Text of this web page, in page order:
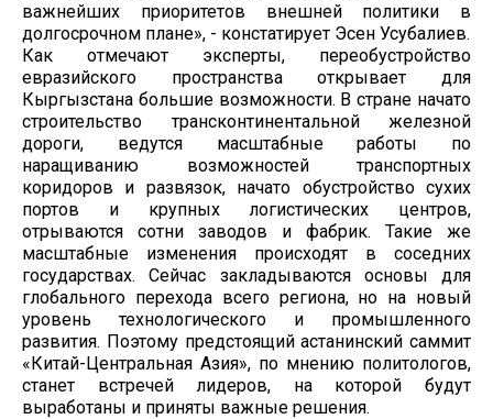
важнейших приоритетов внешней политики в
долгосрочном плане», - констатирует Эсен Усубалиев.
Как отмечают эксперты, переобустройство
евразийского пространства открывает для
Кыргызстана большие возможности. В стране начато
строительство трансконтинентальной железной
дороги, ведутся масштабные работы по
наращиванию возможностей транспортных
коридоров и развязок, начато обустройство сухих
портов и крупных логистических центров,
отрываются сотни заводов и фабрик. Такие же
масштабные изменения происходят в соседних
государствах. Сейчас закладываются основы для
глобального перехода всего региона, но на новый
уровень технологического и промышленного
развития. Поэтому предстоящий астанинский саммит
«Китай-Центральная Азия», по мнению политологов,
станет встречей лидеров, на которой будут
выработаны и приняты важные решения.